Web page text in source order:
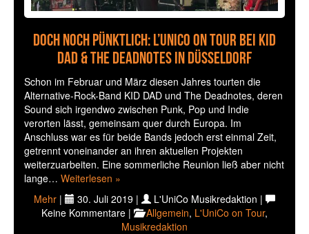
Doch noch pünktlich: L’UniCo on Tour bei KID
DAD & The Deadnotes in Düsseldorf
Schon im Februar und März diesen Jahres tourten die
Alternative-Rock-Band KID DAD und The Deadnotes, deren
Sound sich irgendwo zwischen Punk, Pop und Indie
verorten lässt, gemeinsam quer durch Europa. Im
Anschluss war es für beide Bands jedoch erst einmal Zeit,
getrennt voneinander an ihren aktuellen Projekten
weiterzuarbeiten. Eine sommerliche Reunion ließ aber nicht
lange… Weiterlesen »
Mehr | 30. Juli 2019 |
L'UniCo Musikredaktion |
Keine Kommentare |
Allgemein, L'UniCo on Tour,
Musikredaktion